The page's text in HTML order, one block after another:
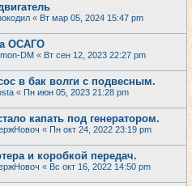
« Вт мар 05, 2024 15:47 pm
ОСАГО
DM « Вт сен 12, 2023 22:27 pm
в бак волги с подвесным.
« Пн июн 05, 2023 21:28 pm
капать под генератором.
« Пн окт 24, 2022 23:19 pm
и коробкой передач.
« Вс окт 16, 2022 14:50 pm